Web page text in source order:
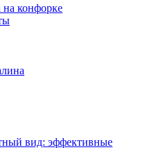
на конфорке
вид: эффективные